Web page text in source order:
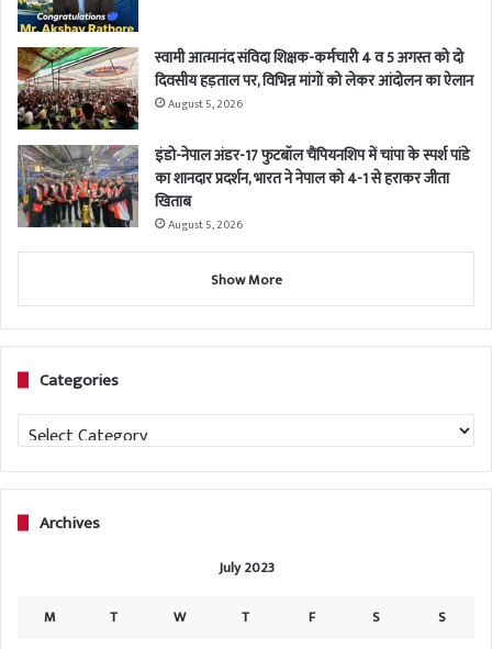
स्वामी आत्मानंद संविदा शिक्षक-कर्मचारी 4 व 5 अगस्त को दो
दिवसीय हड़ताल पर, विभिन्न मांगों को लेकर आंदोलन का ऐलान
August 5, 2026
इंडो-नेपाल अंडर-17 फुटबॉल चैंपियनशिप में चांपा के स्पर्श पांडे
का शानदार प्रदर्शन, भारत ने नेपाल को 4-1 से हराकर जीता
खिताब
August 5, 2026
Show More
Categories
Categories
Archives
July 2023
M T W T F S
S